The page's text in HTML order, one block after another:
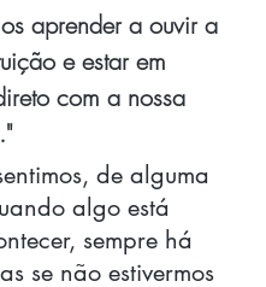
aprender a ouvir a
e estar em
com a nossa
de alguma
algo está
sempre há
se não estivermos